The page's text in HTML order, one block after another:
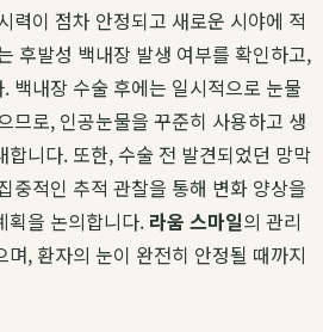
력이 점차 안정되고 새로운 시야에 적
후발성 백내장 발생 여부를 확인하고,
백내장 수술 후에는 일시적으로 눈물
므로, 인공눈물을 꾸준히 사용하고 생
합니다. 또한, 수술 전 발견되었던 망막
중적인 추적 관찰을 통해 변화 양상을
획을 논의합니다. 라움 스마일의 관리
, 환자의 눈이 완전히 안정될 때까지